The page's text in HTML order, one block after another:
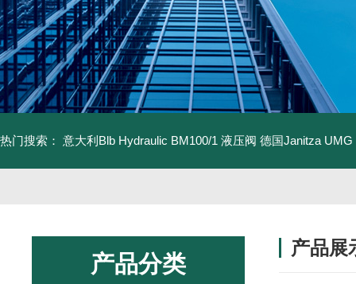
热门搜索： 意大利Blb Hydraulic BM100/1 液压阀 德国Janitza UMG
产品分类
产品展